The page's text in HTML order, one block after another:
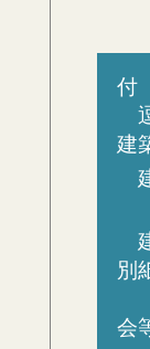
付
建
別
Ⅰ
会